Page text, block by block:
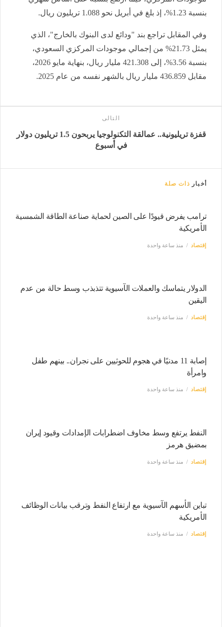
بنسبة 1.23%، إذ بلغ في أبريل نحو 1.088 تريليون ريال.
وفي المقابل تراجع بند "ودائع لدى البنوك بالخارج"، الذي
يمثل 21.73% من إجمالي موجودات المركزي السعودي،
بنسبة 3.56%، إلى 421.308 مليار ريال، بنهاية مايو 2026،
مقابل 436.859 مليار ريال بالشهر نفسه من عام 2025.
التالى
قفزة تريليونية.. عمالقة التكنولوجيا يربحون 1.5 تريليون دولار
في أسبوع
أخبار ذات صلة
ترامب يفرض قيودًا على الصين لحماية صناعة الطاقة الشمسية
الأمريكية
إقتصاد منذ ساعة واحدة
الدولار يتماسك والعملات الآسيوية تتذبذب وسط حالة من عدم
اليقين
إقتصاد منذ ساعة واحدة
إصابة 11 مدنيًا في هجوم للحوثيين على نجران.. بينهم طفل
وامرأة
إقتصاد منذ ساعة واحدة
النفط يرتفع وسط مخاوف اضطرابات الإمدادات وقيود إيران
بمضيق هرمز
إقتصاد منذ ساعة واحدة
تباين الأسهم الآسيوية مع ارتفاع النفط وترقب بيانات الوظائف
الأمريكية
إقتصاد منذ ساعة واحدة